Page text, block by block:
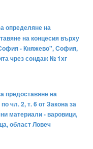
определяне на
на концесия върху
- Княжево", София,
чрез сондаж № 1хг
предоставяне на
чл. 2, т. 6 от Закона за
материали - варовици,
област Ловеч